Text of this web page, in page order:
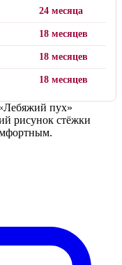
24 месяца
18 месяцев
18 месяцев
18 месяцев
пух»
рисунок стёжки